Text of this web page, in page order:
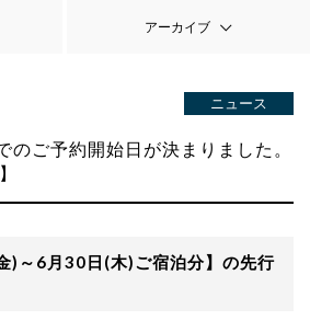
アーカイブ
ニュース
のご予約開始日が決まりました。
)～6月30日(木)ご宿泊分】の先行